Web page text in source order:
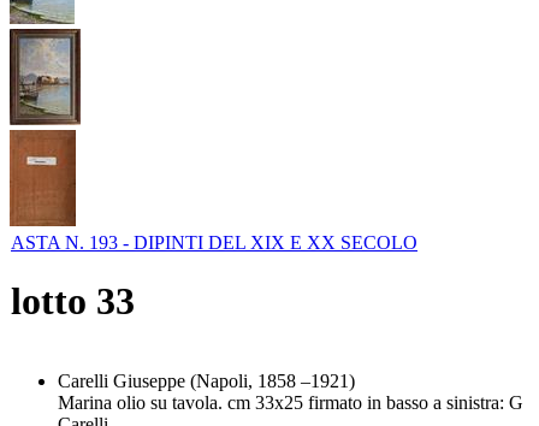
ASTA N. 193 - DIPINTI DEL XIX E XX SECOLO
lotto 33
Carelli Giuseppe (Napoli, 1858 –1921)
Marina olio su tavola. cm 33x25 firmato in basso a sinistra: G